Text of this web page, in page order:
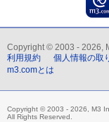
Copyright © 2003 - 2026,
利用規約
個人情報の取
m3.comとは
Copyright © 2003 - 2026, M3
All Rights Reserved.